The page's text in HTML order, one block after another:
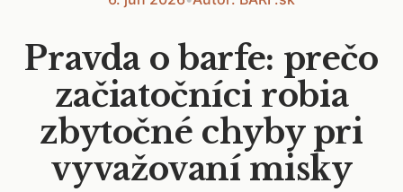
Pravda o barfe: prečo
začiatočníci robia
zbytočné chyby pri
vyvažovaní misky